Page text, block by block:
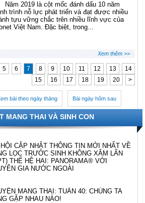
2019 là cột mốc đánh dấu 10 năm
trình nỗ lực phát triển và đạt được nhiều
tựu vững chắc trên nhiều lĩnh vực của
Việt Nam. Đặc biệt, trong...
Xem thêm >>
5 6 7 8 9 10 11 12 13
14
15
16 17 18 19 20 >
bài theo ngày tháng Bài ngày hôm sau
MANG THAI VÀ SINH CON
CẬP NHẬT THÔNG TIN MỚI NHẤT VỀ
LỌC TRƯỚC SINH KHÔNG XÂM LẤN
THẾ HỆ HAI: PANORAMA® VỚI
GIA NƯỚC NGOÀI
MANG THAI: TUẦN 40: CHÚNG TA
GẶP NHAU NÀO!